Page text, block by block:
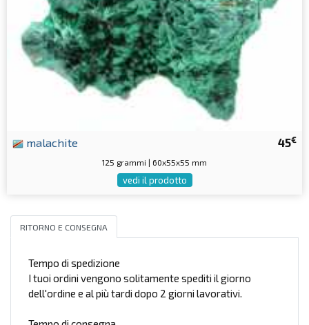
45€
malachite
125 grammi | 60x55x55 mm
vedi il prodotto
RITORNO E CONSEGNA
Tempo di spedizione
I tuoi ordini vengono solitamente spediti il giorno
dell'ordine e al più tardi dopo 2 giorni lavorativi.